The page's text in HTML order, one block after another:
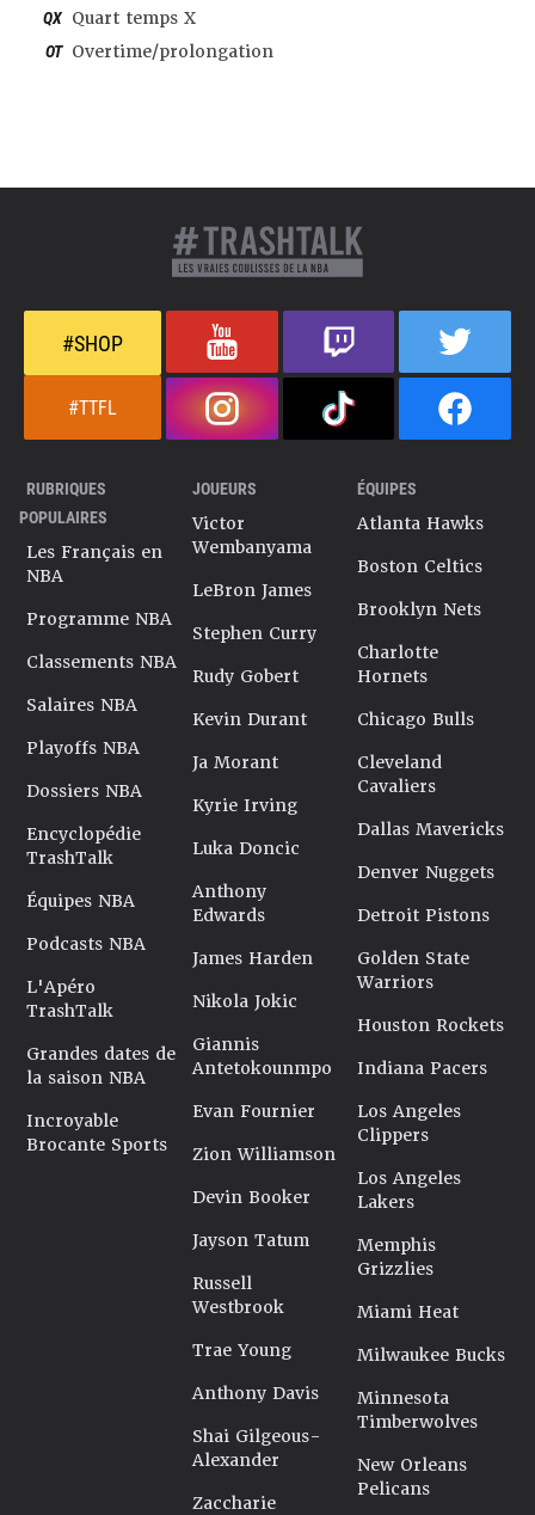
QX Quart temps X
OT Overtime/prolongation
#SHOP
#TTFL
RUBRIQUES
POPULAIRES
Les Français en
NBA
Programme NBA
Classements NBA
Salaires NBA
Playoffs NBA
Dossiers NBA
Encyclopédie
TrashTalk
Équipes NBA
Podcasts NBA
L'Apéro
TrashTalk
Grandes dates de
la saison NBA
Incroyable
Brocante Sports
JOUEURS
Victor
Wembanyama
LeBron James
Stephen Curry
Rudy Gobert
Kevin Durant
Ja Morant
Kyrie Irving
Luka Doncic
Anthony
Edwards
James Harden
Nikola Jokic
Giannis
Antetokounmpo
Evan Fournier
Zion Williamson
Devin Booker
Jayson Tatum
Russell
Westbrook
Trae Young
Anthony Davis
Shai Gilgeous-
Alexander
Zaccharie
ÉQUIPES
Atlanta Hawks
Boston Celtics
Brooklyn Nets
Charlotte
Hornets
Chicago Bulls
Cleveland
Cavaliers
Dallas Mavericks
Denver Nuggets
Detroit Pistons
Golden State
Warriors
Houston Rockets
Indiana Pacers
Los Angeles
Clippers
Los Angeles
Lakers
Memphis
Grizzlies
Miami Heat
Milwaukee Bucks
Minnesota
Timberwolves
New Orleans
Pelicans